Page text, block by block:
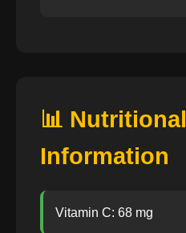
📊 Nutritional
Information
Vitamin C: 68 mg